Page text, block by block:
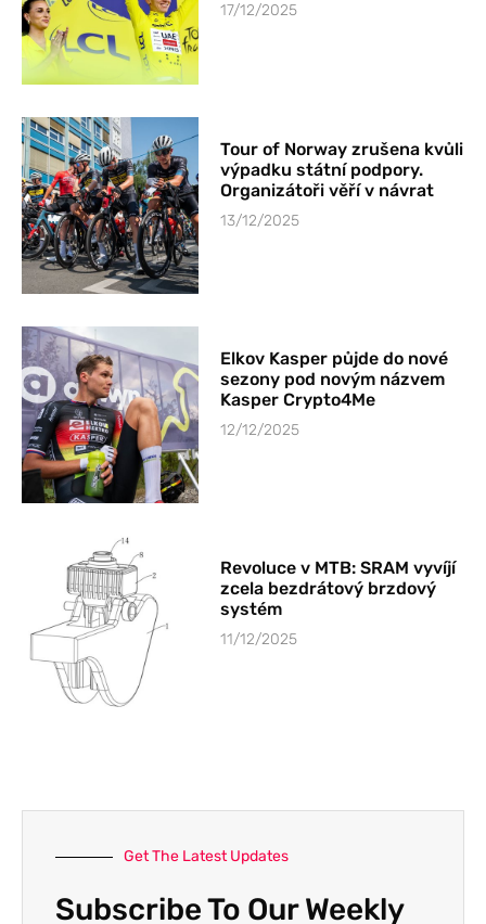
17/12/2025
Tour of Norway zrušena kvůli
výpadku státní podpory.
Organizátoři věří v návrat
13/12/2025
Elkov Kasper půjde do nové
sezony pod novým názvem
Kasper Crypto4Me
12/12/2025
Revoluce v MTB: SRAM vyvíjí
zcela bezdrátový brzdový
systém
11/12/2025
Get The Latest Updates
Subscribe To Our Weekly